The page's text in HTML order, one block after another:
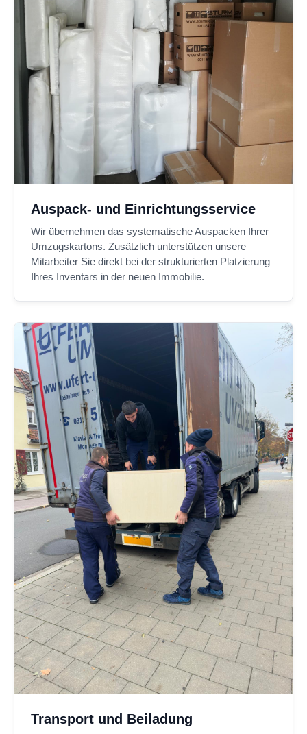
Auspack- und Einrichtungsservice
Wir übernehmen das systematische Auspacken Ihrer
Umzugskartons. Zusätzlich unterstützen unsere
Mitarbeiter Sie direkt bei der strukturierten Platzierung
Ihres Inventars in der neuen Immobilie.
Transport und Beiladung